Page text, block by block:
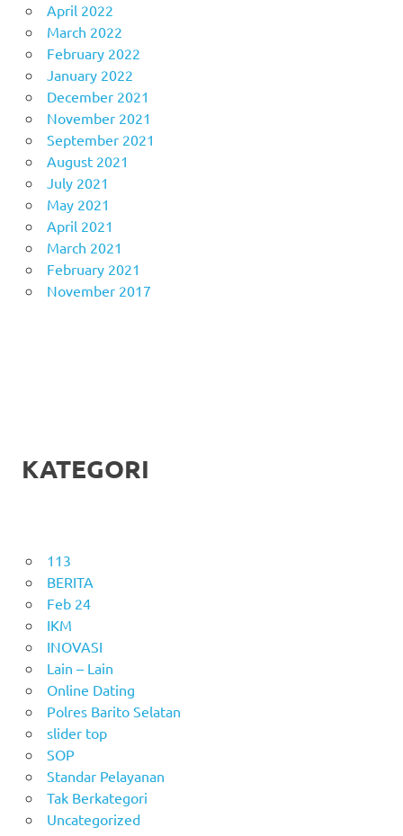
April 2022
March 2022
February 2022
January 2022
December 2021
November 2021
September 2021
August 2021
July 2021
May 2021
April 2021
March 2021
February 2021
November 2017
KATEGORI
113
BERITA
Feb 24
IKM
INOVASI
Lain – Lain
Online Dating
Polres Barito Selatan
slider top
SOP
Standar Pelayanan
Tak Berkategori
Uncategorized